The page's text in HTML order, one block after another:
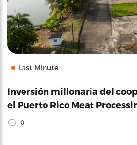
Last Minute
Inversión millonaria del
el Puerto Rico Meat
0